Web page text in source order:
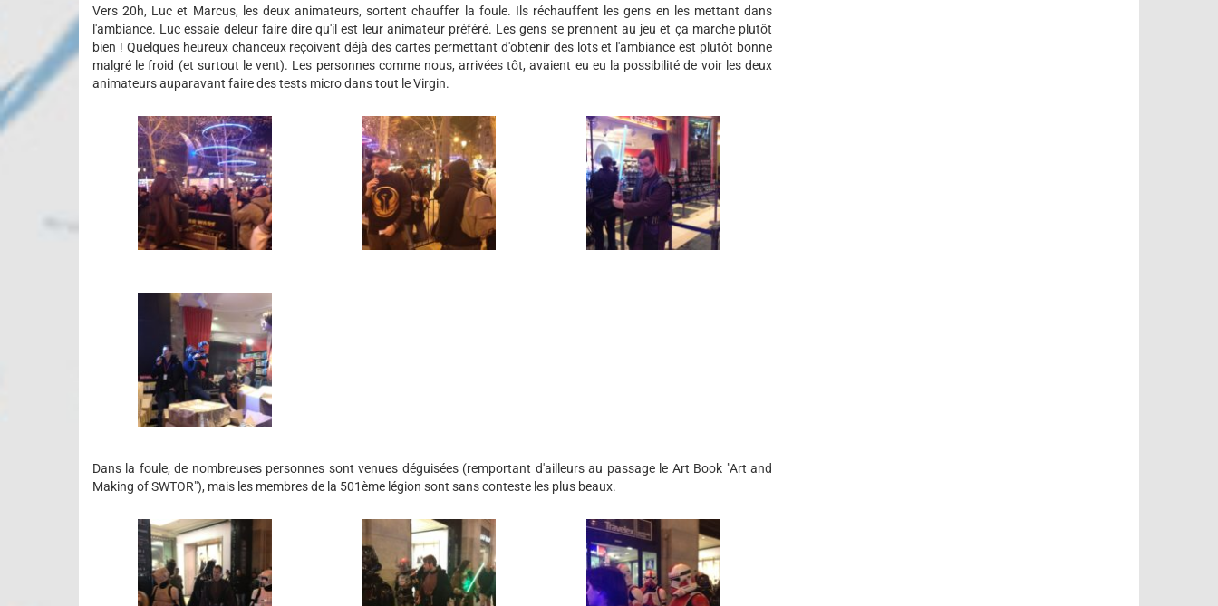
Vers 20h, Luc et Marcus, les deux animateurs, sortent chauffer la foule. Ils réchauffent les gens en les mettant dans
l'ambiance. Luc essaie deleur faire dire qu'il est leur animateur préféré. Les gens se prennent au jeu et ça marche plutôt
bien ! Quelques heureux chanceux reçoivent déjà des cartes permettant d'obtenir des lots et l'ambiance est plutôt bonne
malgré le froid (et surtout le vent). Les personnes comme nous, arrivées tôt, avaient eu eu la possibilité de voir les deux
animateurs auparavant faire des tests micro dans tout le Virgin.
Dans la foule, de nombreuses personnes sont venues déguisées (remportant d'ailleurs au passage le Art Book "Art and
Making of SWTOR"), mais les membres de la 501ème légion sont sans conteste les plus beaux.